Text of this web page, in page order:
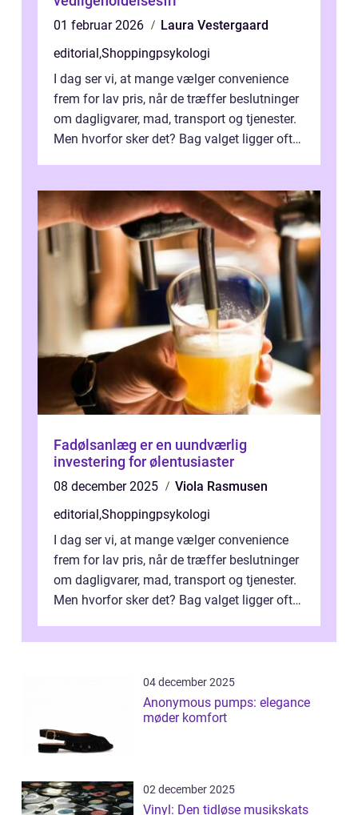
01 februar 2026
Laura Vestergaard
editorial,Shoppingpsykologi
I dag ser vi, at mange vælger convenience
frem for lav pris, når de træffer beslutninger
om dagligvarer, mad, transport og tjenester.
Men hvorfor sker det? Bag valget ligger ofte
Fadølsanlæg er en uundværlig
investering for ølentusiaster
08 december 2025
Viola Rasmusen
editorial,Shoppingpsykologi
I dag ser vi, at mange vælger convenience
frem for lav pris, når de træffer beslutninger
om dagligvarer, mad, transport og tjenester.
Men hvorfor sker det? Bag valget ligger ofte
04 december 2025
Anonymous pumps: elegance
møder komfort
02 december 2025
Vinyl: Den tidløse musikskats